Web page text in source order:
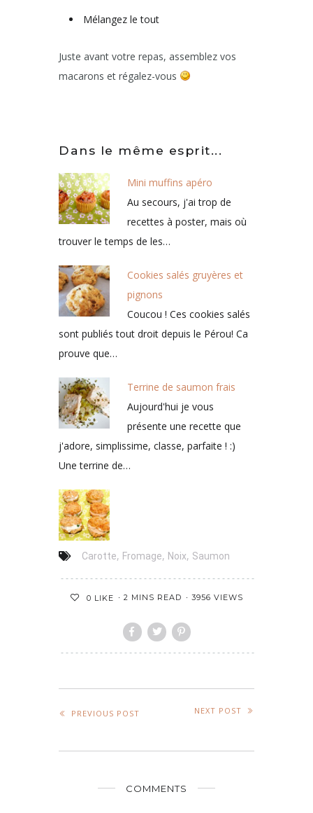
Mélangez le tout
Juste avant votre repas, assemblez vos
macarons et régalez-vous
Dans le même esprit...
Mini muffins apéro
Au secours, j'ai trop de
recettes à poster, mais où
trouver le temps de les…
Cookies salés gruyères et
pignons
Coucou ! Ces cookies salés
sont publiés tout droit depuis le Pérou! Ca
prouve que…
Terrine de saumon frais
Aujourd'hui je vous
présente une recette que
j'adore, simplissime, classe, parfaite ! :)
Une terrine de…
Carotte, Fromage, Noix, Saumon
0 LIKE 2 MINS READ 3956 VIEWS
PREVIOUS POST NEXT POST
COMMENTS